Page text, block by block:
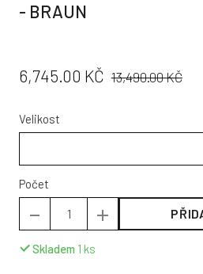
- BRAUN
CENA:
6,745.00 KČ PŮVODNÍ
13,490.00 KČ
Velikost
Počet
Skladem 1 ks